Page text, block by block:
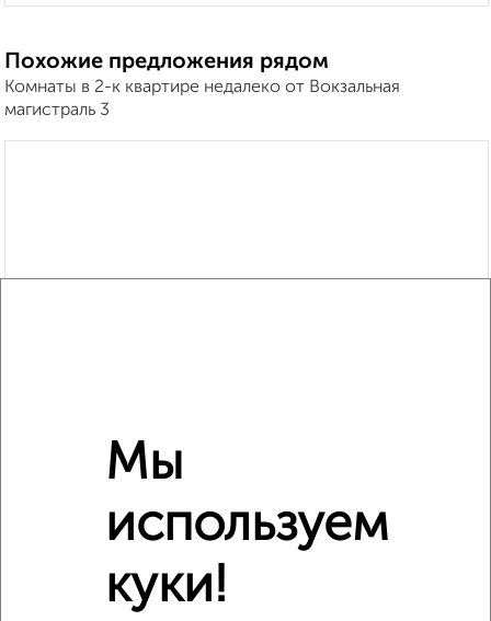
Похожие предложения рядом
Комнаты в 2-к квартире недалеко от Вокзальная
магистраль 3
Рядом, с меньшей ценой
Недалеко от Вокзальная магистраль 3 с ценой ниже
Мы
используем
куки!